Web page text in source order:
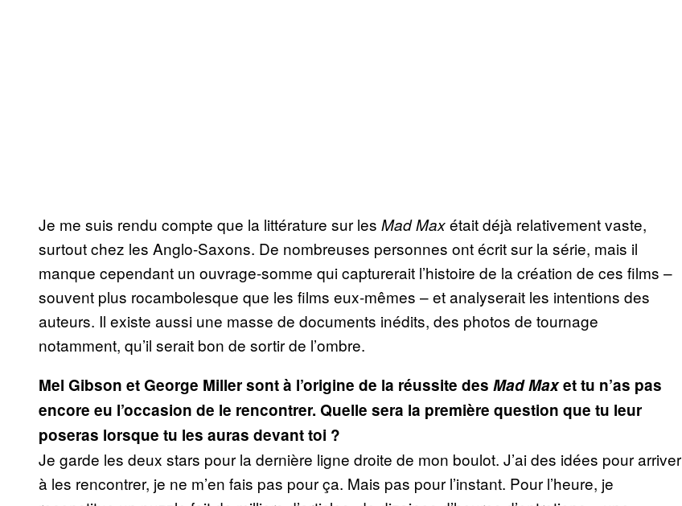
Je me suis rendu compte que la littérature sur les Mad Maxétait déjà relativement vaste,
surtout chez les Anglo-Saxons. De nombreuses personnes ont écrit sur la série, mais il
manque cependant un ouvrage-somme qui capturerait l’histoire de la création de ces films –
souvent plus rocambolesque que les films eux-mêmes – et analyserait les intentions des
auteurs. Il existe aussi une masse de documents inédits, des photos de tournage
notamment, qu’il serait bon de sortir de l’ombre.
Mel Gibson et George Miller sont à l’origine de la réussite des Mad Maxet tu n’as pas
encore eu l’occasion de le rencontrer. Quelle sera la première question que tu leur
poseras lorsque tu les auras devant toi ?
Je garde les deux stars pour la dernière ligne droite de mon boulot. J’ai des idées pour arriver
à les rencontrer, je ne m’en fais pas pour ça. Mais pas pour l’instant. Pour l’heure, je